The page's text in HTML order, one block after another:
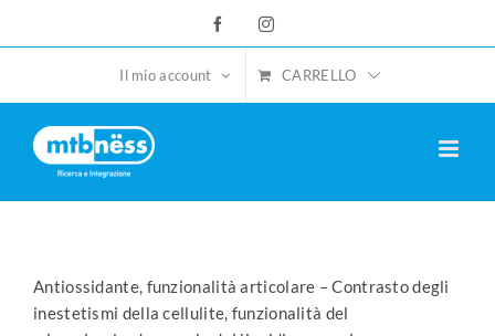
FacebookInstagram
Il mio account CARRELLO
Antiossidante, funzionalità articolare – Contrasto degli
inestetismi della cellulite, funzionalità del